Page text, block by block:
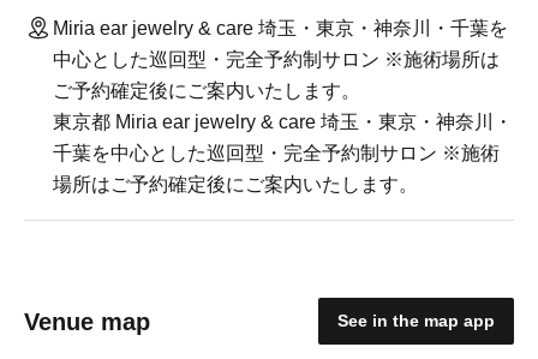
Miria ear jewelry & care 埼玉・東京・神奈川・千葉を
中心とした巡回型・完全予約制サロン ※施術場所は
ご予約確定後にご案内いたします。
東京都 Miria ear jewelry & care 埼玉・東京・神奈川・
千葉を中心とした巡回型・完全予約制サロン ※施術
場所はご予約確定後にご案内いたします。
Venue map See in the map app